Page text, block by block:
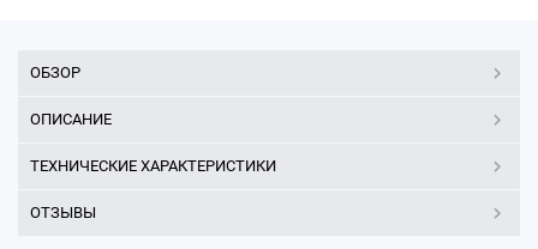
ОБЗОР
ОПИСАНИЕ
ТЕХНИЧЕСКИЕ ХАРАКТЕРИСТИКИ
ОТЗЫВЫ